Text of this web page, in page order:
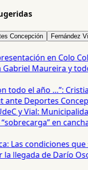
Concepción Fernández
en Colo
Maureira y
todo el año …”:
Deportes
y Vial:
en
Las condiciones que
llegada de Darío